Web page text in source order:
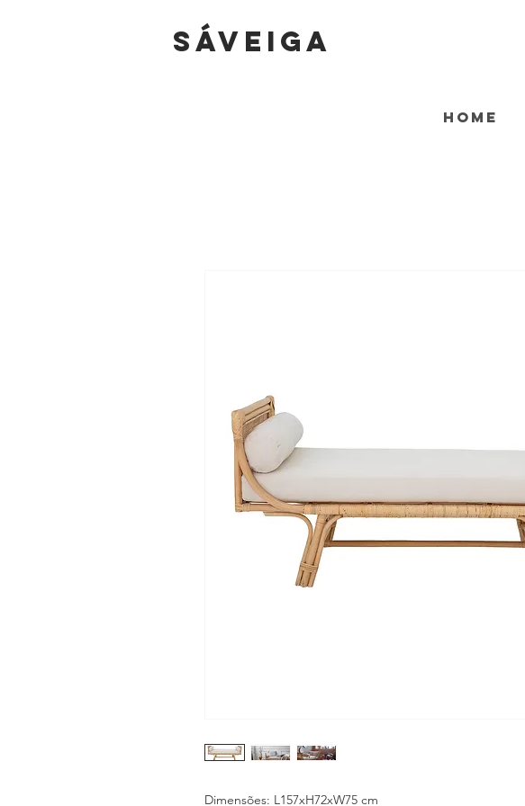
sáVEIGA
Home
Dimensões: L157xH72xW75 cm